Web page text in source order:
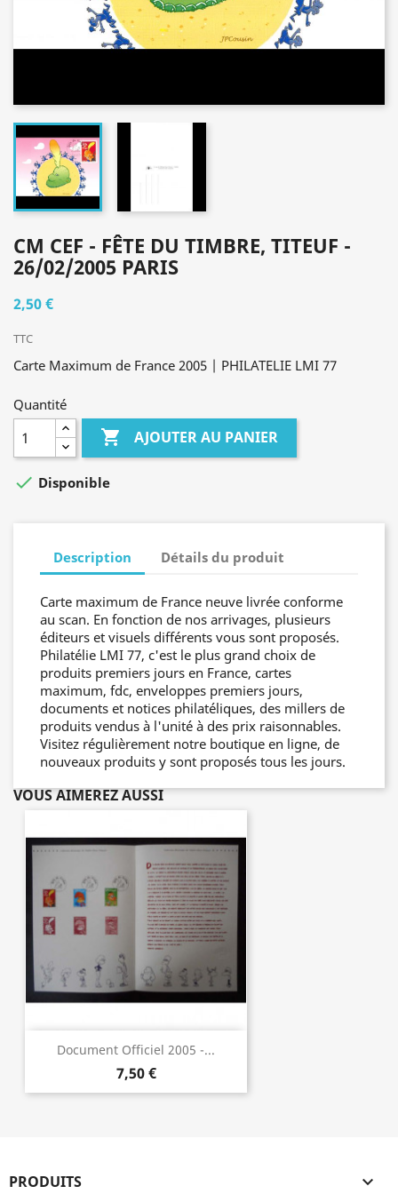
CM CEF - FÊTE DU TIMBRE, TITEUF -
26/02/2005 PARIS
2,50 €
TTC
Carte Maximum de France 2005 | PHILATELIE LMI 77
Quantité
 AJOUTER AU PANIER
 Disponible
Description Détails du produit
Carte maximum de France neuve livrée conforme
au scan. En fonction de nos arrivages, plusieurs
éditeurs et visuels différents vous sont proposés.
Philatélie LMI 77, c'est le plus grand choix de
produits premiers jours en France, cartes
maximum, fdc, enveloppes premiers jours,
documents et notices philatéliques, des millers de
produits vendus à l'unité à des prix raisonnables.
Visitez régulièrement notre boutique en ligne, de
nouveaux produits y sont proposés tous les jours.
VOUS AIMEREZ AUSSI
Document Officiel 2005 -...
7,50 €
PRODUITS 